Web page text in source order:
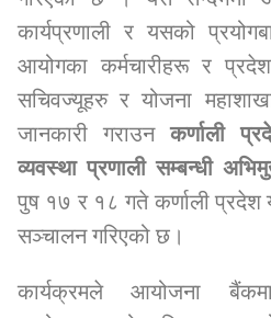
कार्यप्रणाली र यसको
आयोगका कर्मचारीहरू र
सचिवज्यूहरु र योजना
जानकारी गराउन कर्णाली
व्यवस्था प्रणाली सम्बन्धी
पुष १७ र १८ गते कर्णाली प्रदेश
सञ्चालन गरिएको छ।
कार्यक्रमले आयोजना